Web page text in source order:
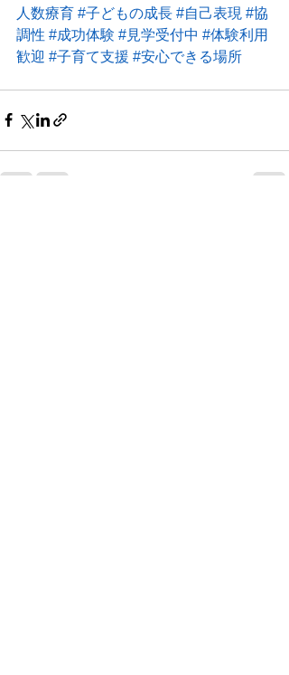
人数療育 #子どもの成長 #自己表現 #協
調性 #成功体験 #見学受付中 #体験利用
歓迎 #子育て支援 #安心できる場所